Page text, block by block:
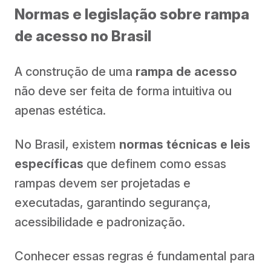
Normas e legislação sobre rampa
de acesso no Brasil
A construção de uma rampa de acesso
não deve ser feita de forma intuitiva ou
apenas estética.
No Brasil, existem normas técnicas e leis
específicas que definem como essas
rampas devem ser projetadas e
executadas, garantindo segurança,
acessibilidade e padronização.
Conhecer essas regras é fundamental para